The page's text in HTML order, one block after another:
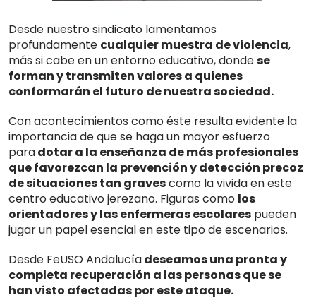
Desde nuestro sindicato lamentamos
profundamente cualquier muestra de violencia,
más si cabe en un entorno educativo, dondese
forman y transmiten valores a quienes
conformarán el futuro de nuestra sociedad.
Con acontecimientos como éste resulta evidente la
importancia de que se haga un mayor esfuerzo
paradotar a la enseñanza de más profesionales
que favorezcan la prevención y detección precoz
de situaciones tan gravescomo la vivida en este
centro educativo jerezano. Figuras como los
orientadores y las enfermeras escolares pueden
jugar un papel esencial en este tipo de escenarios.
Desde FeUSO Andalucíadeseamos una pronta y
completa recuperación a las personas que se
han visto afectadas por este ataque.